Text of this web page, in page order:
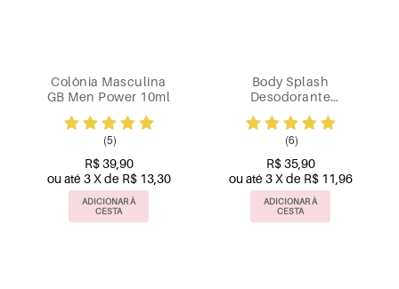
Colônia Masculina
GB Men Power 10ml
(5)
R$ 39,90
ou até 3 X de R$ 13,30
ADICIONAR À
CESTA
Body Splash
Desodorante
Giovanna Baby
200ml
(6)
R$ 35,90
ou até 3 X de R$ 11,96
ADICIONAR À
CESTA